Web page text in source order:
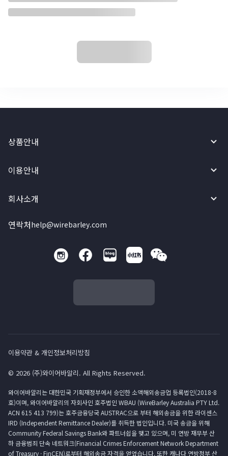
상품안내
이용안내
회사소개
연락처help@wirebarley.com
이용약관 & 개인정보처리방침
© 2026 (주)와이어바알리. All Rights Reserved.
와이어바알리는 대한민국 기획재정부에서 승인한 소액해외송금업 등록법인(2018-8
호)이며, 와이어바알리의 자회사인 호주법인 WBAU (WireBarley Australia PTY Ltd.
ACN 615 413 799)는 호주금융당국 AUSTRAC으로 부터 해외송금을 위한 라이센스
IRD (Independent Remittance Dealer)를 취득한 법인입니다. 미국 송금을 위해
Community Federal Savings Bank와 파트너쉽을 맺고 있으며, 미 연방 재무부 산
하 금융범죄 단속 네트워크(Financial Crimes Enforcement Network Department
of Treasury · FinCEN)로부터 해외송금 자격을 얻었습니다. 또한 캐나다 연방정부 산